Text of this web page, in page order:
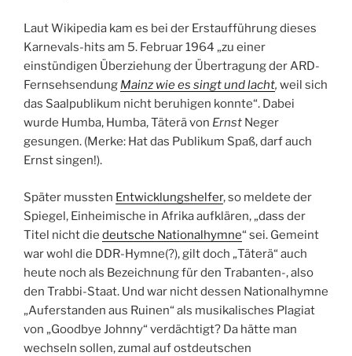
Laut Wikipedia kam es bei der Erstaufführung dieses
Karnevals-hits am 5. Februar 1964 „zu einer
einstündigen Überziehung der Übertragung der ARD-
Fernsehsendung Mainz wie es singt und lacht, weil sich
das Saalpublikum nicht beruhigen konnte“. Dabei
wurde Humba, Humba, Täterä von Ernst Neger
gesungen. (Merke: Hat das Publikum Spaß, darf auch
Ernst singen!).
Später mussten Entwicklungshelfer, so meldete der
Spiegel, Einheimische in Afrika aufklären, „dass der
Titel nicht die deutsche Nationalhymne“ sei. Gemeint
war wohl die DDR-Hymne(?), gilt doch „Täterä“ auch
heute noch als Bezeichnung für den Trabanten-, also
den Trabbi-Staat. Und war nicht dessen Nationalhymne
„Auferstanden aus Ruinen“ als musikalisches Plagiat
von „Goodbye Johnny“ verdächtigt? Da hätte man
wechseln sollen, zumal auf ostdeutschen